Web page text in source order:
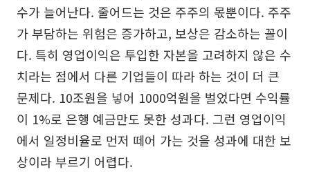
수가 늘어난다. 줄어드는 것은 주주의 몫뿐이다. 주주
가 부담하는 위험은 증가하고, 보상은 감소하는 꼴이
다. 특히 영업이익은 투입한 자본을 고려하지 않은 수
치라는 점에서 다른 기업들이 따라 하는 것이 더 큰
문제다. 10조원을 넣어 1000억원을 벌었다면 수익률
이 1%로 은행 예금만도 못한 성과다. 그런 영업이익
에서 일정비율로 먼저 떼어 가는 것을 성과에 대한 보
상이라 부르기 어렵다.